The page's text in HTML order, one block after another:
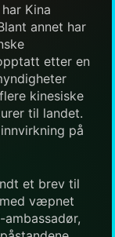
Kina
annet har
etter en
kinesiske
til landet.
på
et brev til
væpnet